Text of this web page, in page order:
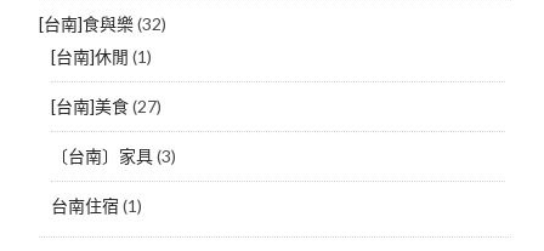
[台南]食與樂(32)
[台南]休閒 (1)
[台南]美食(27)
〔台南〕家具(3)
台南住宿 (1)